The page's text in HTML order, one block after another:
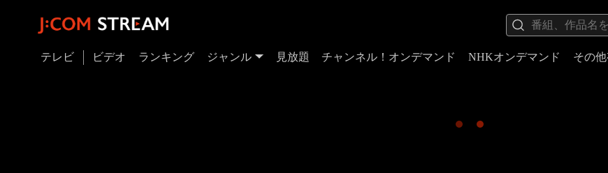
テレビ ビデオ ランキング ジャンル 見放題 チャンネル！オンデマンド NHKオンデマンド その